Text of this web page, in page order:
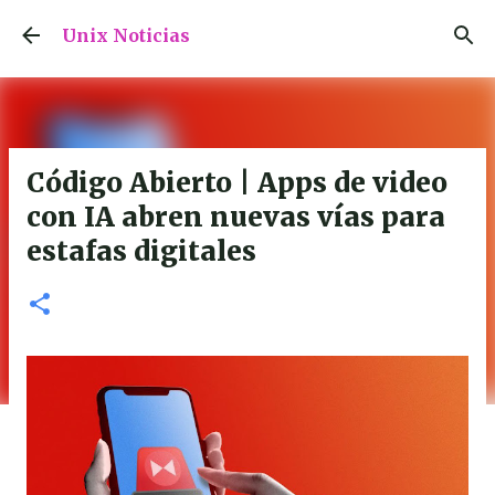
Ir al contenido principal
Unix Noticias
Código Abierto | Apps de video
con IA abren nuevas vías para
estafas digitales